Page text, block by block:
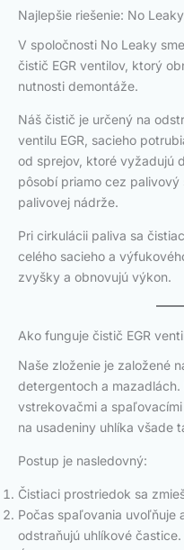
Najlepšie riešenie: No
V spoločnosti No Leaky
čistič EGR ventilov, ktorý
nutnosti demontáže.
Náš čistič je určený na
ventilu EGR, sacieho
od sprejov, ktoré vyžadujú
pôsobí priamo cez
palivovej nádrže.
Pri cirkulácii paliva sa
celého sacieho a
zvyšky a obnovujú výkon.
Ako funguje čistič EGR
Naše zloženie je založené
detergentoch a
vstrekovačmi a
na usadeniny uhlíka všade
Postup je nasledovný:
Čistiaci prostriedok sa
Počas spaľovania uvoľňuje
odstraňujú uhlíkové častice.